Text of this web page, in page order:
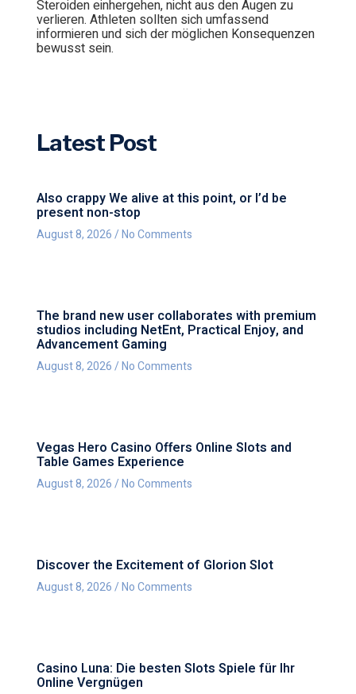
Steroiden einhergehen, nicht aus den Augen zu
verlieren. Athleten sollten sich umfassend
informieren und sich der möglichen Konsequenzen
bewusst sein.
Latest Post
Also crappy We alive at this point, or I’d be
present non-stop
August 8, 2026 No Comments
The brand new user collaborates with premium
studios including NetEnt, Practical Enjoy, and
Advancement Gaming
August 8, 2026 No Comments
Vegas Hero Casino Offers Online Slots and
Table Games Experience
August 8, 2026 No Comments
Discover the Excitement of Glorion Slot
August 8, 2026 No Comments
Casino Luna: Die besten Slots Spiele für Ihr
Online Vergnügen